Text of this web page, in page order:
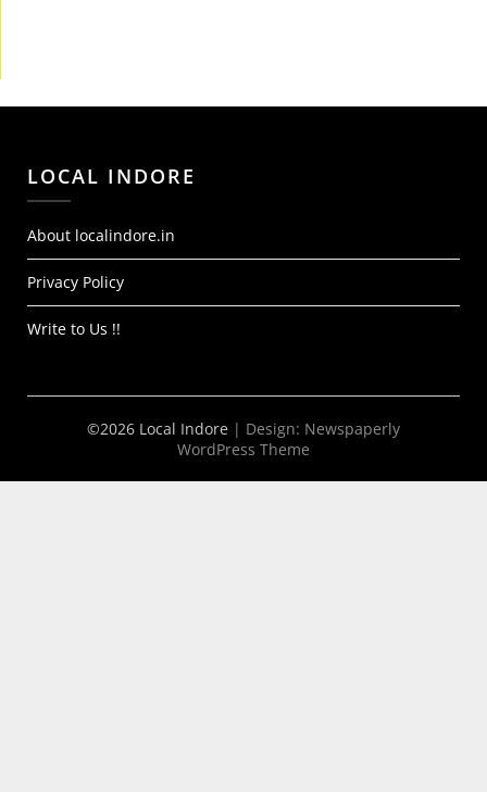
LOCAL INDORE
About localindore.in
Privacy Policy
Write to Us !!
©2026 Local Indore | Design: Newspaperly
WordPress Theme